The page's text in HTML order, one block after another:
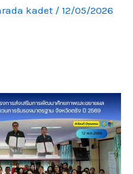
kadet / 12/05/2026